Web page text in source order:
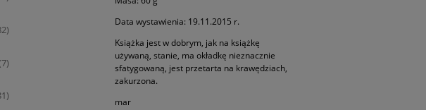
Data wystawienia: 19.11.2015 r.
Książka jest w dobrym, jak na książkę
używaną, stanie, ma okładkę nieznacznie
sfatygowaną, jest przetarta na krawędziach,
zakurzona.
mar